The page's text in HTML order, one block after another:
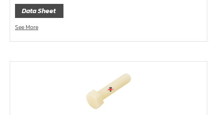
ลูกบ๊อกซ์ ขนาด 1/2"
ลูกบ๊อกซ์ ขนาด 3/8"
เครื่องมือสำหรับจักรยานยนต์
Data Sheet
See More